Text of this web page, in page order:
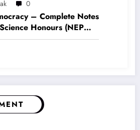
0
– Complete Notes
Honours (NEP